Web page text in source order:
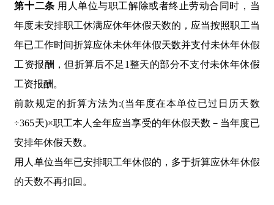
第十二条 用人单位与职工解除或者终止劳动合同时，当
年度未安排职工休满应休年休假天数的，应当按照职工当
年已工作时间折算应休未休年休假天数并支付未休年休假
工资报酬，但折算后不足1整天的部分不支付未休年休假
工资报酬。
前款规定的折算方法为:(当年度在本单位已过日历天数
÷365天)×职工本人全年应当享受的年休假天数－当年度已
安排年休假天数。
用人单位当年已安排职工年休假的，多于折算应休年休假
的天数不再扣回。